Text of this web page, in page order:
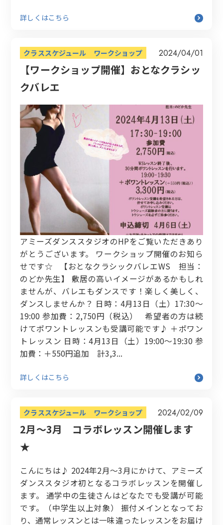
詳しくはこちら
クラススケジュール ワークショップ 2024/04/01
【ワークショップ開催】おとなクラシッ
クバレエ
アミーズダンススタジオのHPをご覧いただきあり
がとうございます。 ワークショップ開催のお知ら
せです☆ 【おとなクラシックバレエWS 担当：
のどか先生】 敷居の高いイメージがあるかもしれ
ませんが、バレエもダンスです！楽しく美しく、
ダンスしませんか？ 日時：4月13日（土）17:30〜
19:00 参加費：2,750円（税込） 希望者の方は続
けてポワントレッスンも受講可能です♪ ＋ポワン
トレッスン 日時：4月13日（土）19:00〜19:30 参
加費：＋550円追加 計3,3...
詳しくはこちら
クラススケジュール ワークショップ 2024/02/09
2月～3月 コラボレッスン開催します
★
こんにちは♪ 2024年2月～3月にかけて、アミーズ
ダンススタジオ初となるコラボレッスンを開催し
ます。 通学中の生徒さんはどなたでも受講が可能
です。（中学生以上対象） 振付メインとなってお
り、通常レッスンとは一味違ったレッスンをお届け